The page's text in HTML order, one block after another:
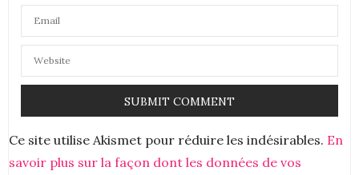
26 SEPTEMBRE 2019 À 11 H 32 MIN
Ce site utilise Akismet pour réduire les indésirables. En
savoir plus sur la façon dont les données de vos